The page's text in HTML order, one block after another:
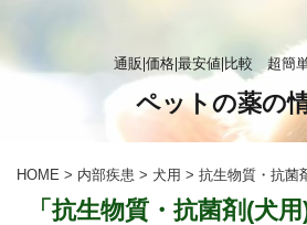
通販|価格|最安値|比較 超簡
ペットの薬の
HOME > 内部疾患 > 犬用 > 抗生物質・抗菌
「抗生物質・抗菌剤(犬